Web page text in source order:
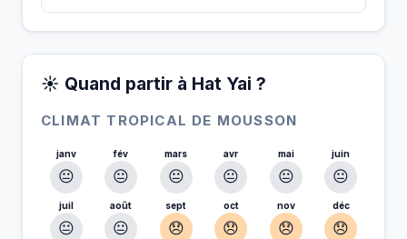
☀️ Quand partir à Hat Yai ?
CLIMAT TROPICAL DE MOUSSON
janv
😐
fév
😐
mars
😐
avr
😐
mai
😐
juin
😐
juil
😐
août
😐
sept
😞
oct
😞
nov
😞
déc
😞